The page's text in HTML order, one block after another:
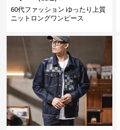
60代ファッション ゆったり上質
ニットロングワンピース